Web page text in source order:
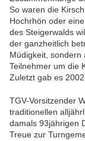
So waren die
Hochrhön oder
des Steigerwalds
der ganzheitlich
Müdigkeit, sondern
Teilnehmer um die
Zuletzt gab es
TGV-Vorsitzender
traditionellen
damals 93jährigen
Treue zur